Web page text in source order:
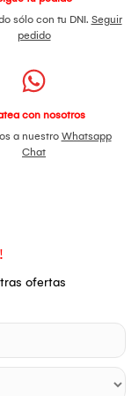
sólo con tu DNI. Seguir
pedido
con nosotros
a nuestro Whatsapp
Chat
ofertas